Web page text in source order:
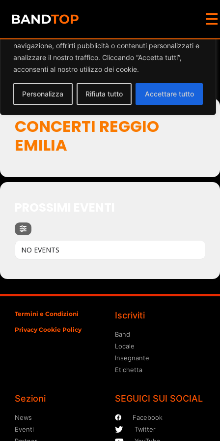
Diamo valore alla tua privacy
navigazione, offrirti pubblicità o contenuti personalizzati e
analizzare il nostro traffico. Cliccando “Accetta tutti”,
acconsenti al nostro utilizzo dei cookie.
Personalizza Rifiuta tutto Accettare tutto
BANDTOP ☰
Events by Event Type
CONCERTI REGGIO
EMILIA
NO EVENTS
Termini e Condizioni
Privacy Cookie Policy
Iscriviti
Band
Locale
Insegnante
Etichetta
Sezioni
News
Eventi
SEGUICI SUI SOCIAL
Facebook
Twitter